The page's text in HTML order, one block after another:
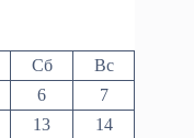
Сб
Вс
6
7
13
14